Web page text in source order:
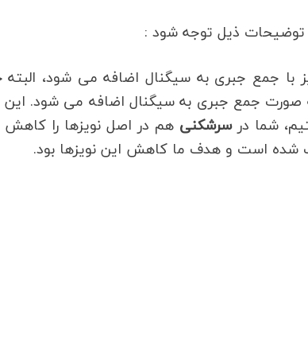
توضیحات ذیل توجه شود :
با جمع جبری به سیگنال اضافه می شود، البته
صورت جمع جبری به سیگنال اضافه می شود. این
شما درسرشکنی هم در اصل نویزها را
شده است و هدف ما کاهش این نویزها بود.